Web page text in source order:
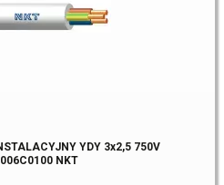
YDY 3x2,5 750V
NKT